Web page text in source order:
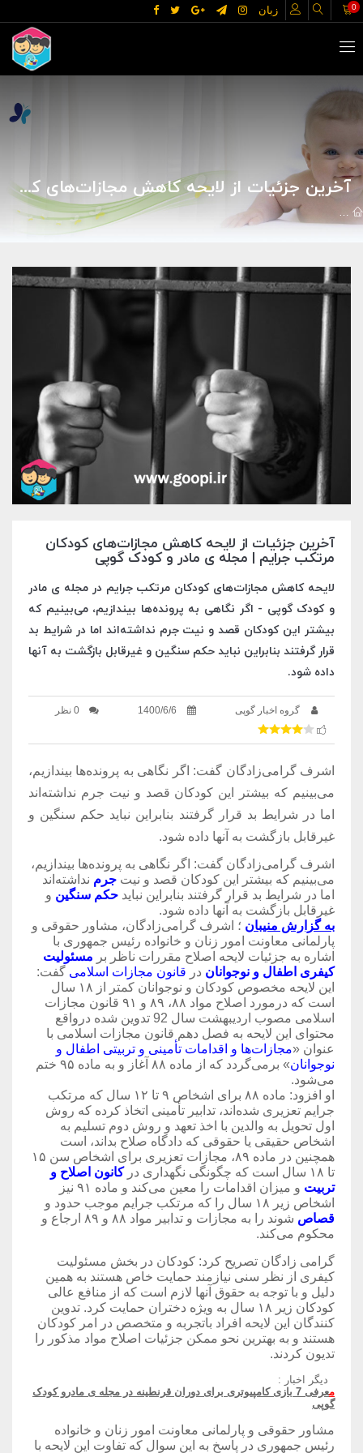
زبان 0
آخرین جزئیات از لایحه‌ کاهش مجازات‌های کودکان مرتکب جرایم | مجله ی مادر و کودک گوپی
اجتماعی و سبک زندگی آخرین جزئیات از لایحه‌ کاهش
آخرین جزئیات از لایحه‌ کاهش مجازات‌های کودکان
مرتکب جرایم | مجله ی مادر و کودک گوپی
لایحه‌ کاهش مجازات‌های کودکان مرتکب جرایم در مجله ی مادر
و کودک گوپی - اگر نگاهی به پرونده‌ها بیندازیم، می‌بینیم که
بیشتر این کودکان قصد و نیت جرم نداشته‌اند اما در شرایط بد
قرار گرفتند بنابراین نباید حکم سنگین و غیرقابل بازگشت به آنها
داده شود.
گروه اخبار گوپی 1400/6/6 0 نظر
اشرف گرامی‌زادگان گفت: اگر نگاهی به پرونده‌ها بیندازیم،
می‌بینیم که بیشتر این کودکان قصد و نیت جرم نداشته‌اند
اما در شرایط بد قرار گرفتند بنابراین نباید حکم سنگین و
غیرقابل بازگشت به آنها داده شود.
اشرف گرامی‌زادگان گفت: اگر نگاهی به پرونده‌ها بیندازیم،
می‌بینیم که بیشتر این کودکان قصد و نیت جرم نداشته‌اند
اما در شرایط بد قرار گرفتند بنابراین نباید حکم سنگین و
غیرقابل بازگشت به آنها داده شود.
به گزارش منیبان ؛ اشرف گرامی‌زادگان، مشاور حقوقی و
پارلمانی معاونت امور زنان و خانواده رئیس جمهوری با
اشاره به جزئیات لایحه اصلاح مقررات ناظر بر مسئولیت
کیفری اطفال و نوجوانان در قانون مجازات اسلامی گفت:
این لایحه مخصوص کودکان و نوجوانان کمتر از ۱۸ سال
است که درمورد اصلاح مواد ۸۸، ۸۹ و ۹۱ قانون مجازات
اسلامی مصوب اردیبهشت سال 92 تدوین شده درواقع
محتوای این لایحه به فصل دهم قانون مجازات اسلامی با
عنوان «مجازات‌ها و اقدامات تأمینی و تربیتی اطفال و
نوجوانان
» برمی‌گردد که از ماده ۸۸ آغاز و به ماده ۹۵ ختم
می‌شود.
او افزود: ماده ۸۸ برای اشخاص ۹ تا ۱۲ سال که مرتکب
جرایم تعزیری شده‌اند، تدابیر تأمینی اتخاذ کرده که روش
اول تحویل به والدین با اخذ تعهد و روش دوم تسلیم به
اشخاص حقیقی یا حقوقی که دادگاه صلاح بداند، است
همچنین در ماده ۸۹، مجازات تعزیری برای اشخاص سن ۱۵
تا ۱۸ سال است که چگونگی نگهداری در
کانون اصلاح و
تربیت
و میزان اقدامات را معین می‌کند و ماده ۹۱ نیز
اشخاص زیر ۱۸ سال را که مرتکب جرایم موجب حدود و
قصاص
شوند را به مجازات و تدابیر مواد ۸۸ و ۸۹ ارجاع و
محکوم می‌کند.
گرامی زادگان تصریح کرد: کودکان در بخش مسئولیت
کیفری از نظر سنی نیازمند حمایت خاص هستند به همین
دلیل و با توجه به حقوق آنها لازم است که از منافع عالی
کودکان زیر ۱۸ سال به ویژه دختران حمایت کرد. تدوین
کنندگان این لایحه افراد باتجربه و متخصص در امر کودکان
هستند و به بهترین نحو ممکن جزئیات اصلاح مواد مذکور را
تدیون کردند.
دیگر اخبار :
م
عرفی 7 بازی کامپیوتری برای دوران قرنطینه در مجله ی مادرو کودک
گوپی
مشاور حقوقی و پارلمانی معاونت امور زنان و خانواده
رئیس جمهوری در پاسخ به این سوال که تفاوت این لایحه با